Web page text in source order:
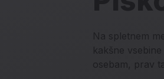
Na spletnem
kakšne
osebam, prav